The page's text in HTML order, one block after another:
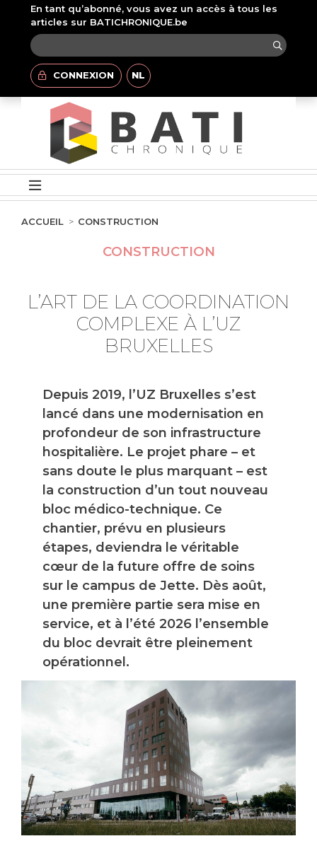
En tant qu’abonné, vous avez un accès à tous les
articles sur BATICHRONIQUE.be
CONNEXION NL
ACCUEIL CONSTRUCTION
CONSTRUCTION
L’ART DE LA COORDINATION
COMPLEXE À L’UZ
BRUXELLES
Depuis 2019, l’UZ Bruxelles s’est
lancé dans une modernisation en
profondeur de son infrastructure
hospitalière. Le projet phare – et
sans doute le plus marquant – est
la construction d’un tout nouveau
bloc médico-technique. Ce
chantier, prévu en plusieurs
étapes, deviendra le véritable
cœur de la future offre de soins
sur le campus de Jette. Dès août,
une première partie sera mise en
service, et à l’été 2026 l’ensemble
du bloc devrait être pleinement
opérationnel.